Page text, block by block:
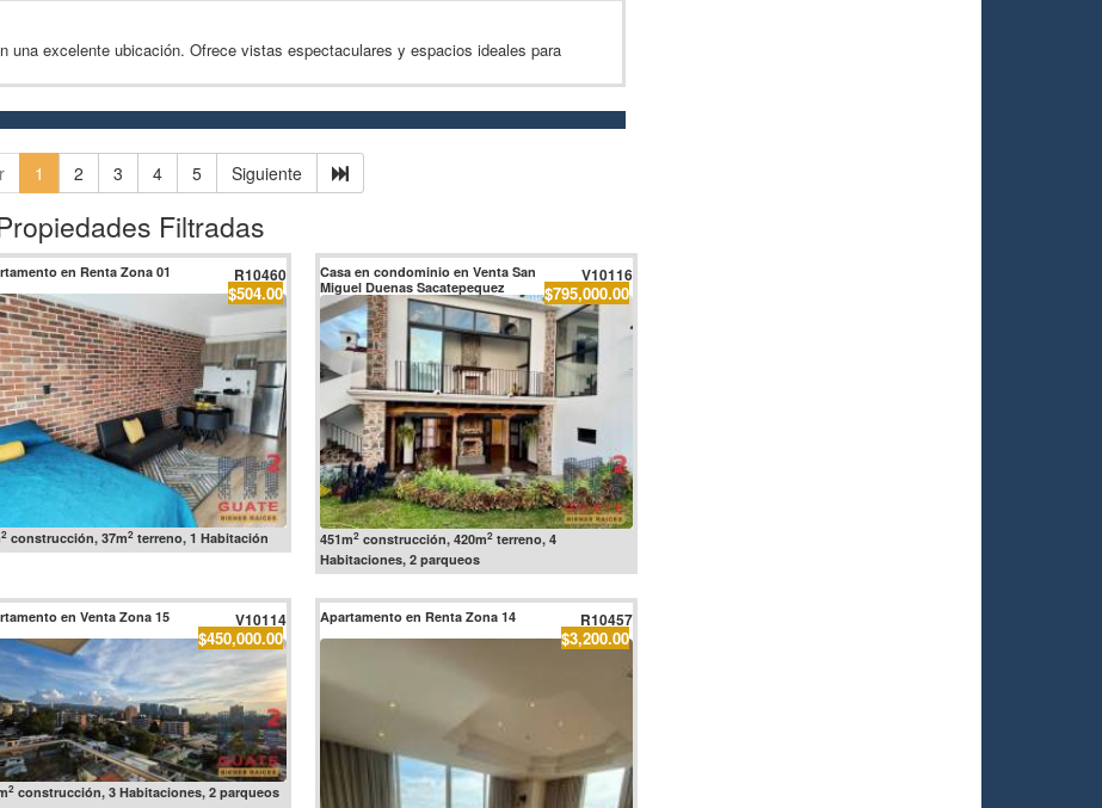
una excelente ubicación. Ofrece vistas espectaculares y espacios ideales para
1 2 3 4 5 Siguiente
Filtradas
en Renta Zona 01 R10460
$504.00
2construcción, 37m2terreno, 1 Habitación
Casa en condominio en Venta San
Miguel Duenas Sacatepequez
V10116
$795,000.00
451m2 construcción, 420m2 terreno, 4
Habitaciones, 2 parqueos
en Venta Zona 15 V10114
$450,000.00
2construcción, 3 Habitaciones, 2 parqueos
Apartamento en Renta Zona 14 R10457
$3,200.00